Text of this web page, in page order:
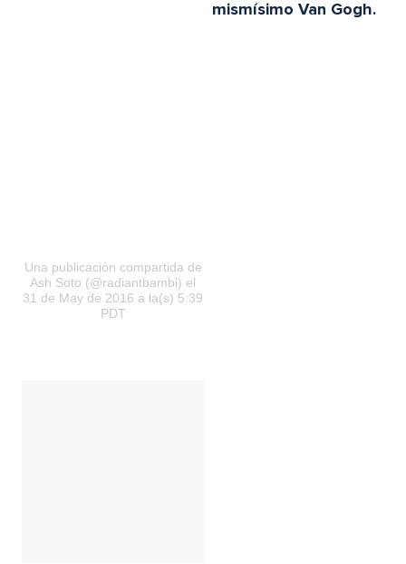
Una publicación compartida de
Ash Soto (@radiantbambi) el
31 de May de 2016 a la(s) 5:39
PDT
mismísimo Van Gogh.